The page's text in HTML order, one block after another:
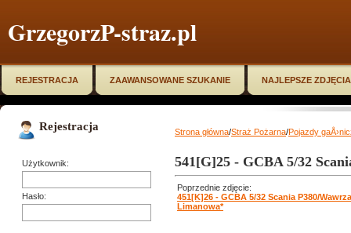
GrzegorzP-straz.pl
REJESTRACJA ZAAWANSOWANE SZUKANIE NAJLEPSZE ZDJĘCIA
Rejestracja
Użytkownik:
Hasło:
Strona główna/Straż Pożarna/Pojazdy
541[G]25 - GCBA 5/32
Poprzednie zdjęcie:
451[K]26 - GCBA 5/32 Scania P380/
Limanowa*